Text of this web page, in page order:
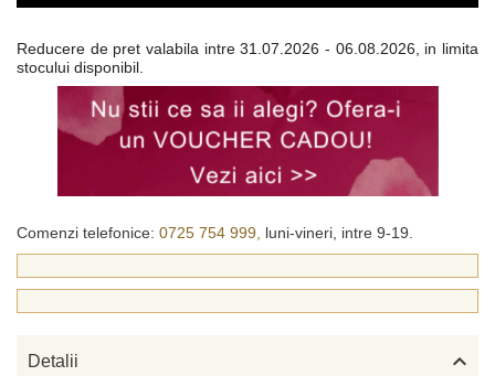
Reducere de pret valabila intre31.07.2026 - 06.08.2026, in limita
stocului disponibil.
Comenzi telefonice: 0725 754 999, luni-vineri, intre 9-19.
Detalii 